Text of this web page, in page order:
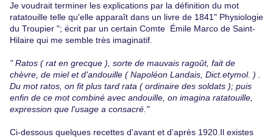
Je voudrait terminer les explications par la définition du mot
ratatouille telle qu'elle apparaît dans un livre de 1841" Physiologie
du Troupier "; écrit par un certain Comte Émile Marco de Saint-
Hilaire qui me semble très imaginatif.
" Ratos ( rat en grecque ), sorte de mauvais ragoût, fait de
chèvre, de miel et d'andouille ( Napoléon Landais, Dict.etymol. ) .
Du mot ratos, on fit plus tard rata ( ordinaire des soldats ); puis
enfin de ce mot combiné avec andouille, on imagina ratatouille,
expression que l'usage a consacré."
Ci-dessous quelques recettes d'avant et d’après 1920.Il existes